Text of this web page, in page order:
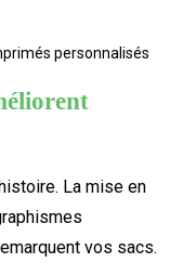
La mise en
vos sacs.